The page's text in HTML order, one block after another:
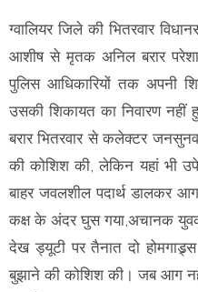
ग्वालियर जिले की भितरवार
आशीष से मृतक अनिल बरार
पुलिस आधिकारियों तक अपनी
उसकी शिकायत का निवारण
बरार भितरवार से कलेक्टर
की कोशिश की, लेकिन यहां भी
बाहर जवलशील पदार्थ डालकर
कक्ष के अंदर घुस गया,अचानक
देख ड्यूटी पर तैनात दो
बुझाने की कोशिश की। जब आग